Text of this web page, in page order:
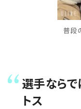
普段
選手なら
トス